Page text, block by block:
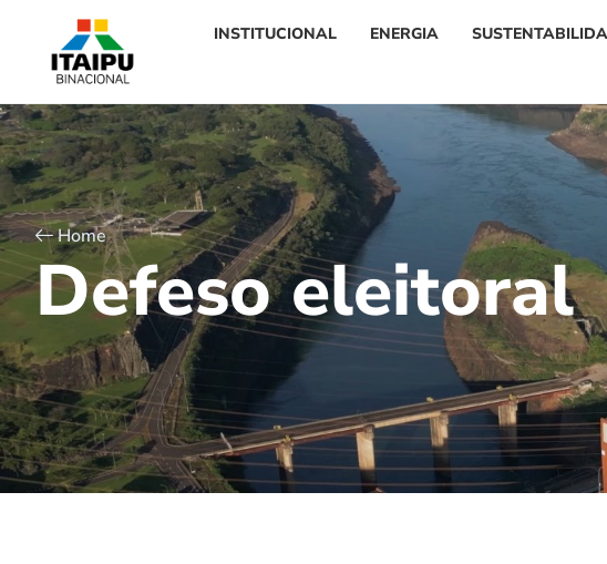
INSTITUCIONAL ENERGIA
Home
Defeso eleitoral